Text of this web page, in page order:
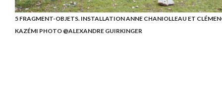
5 FRAGMENT-OBJETS. INSTALLATION ANNE CHANIOLLEAU ET
KAZÉMI PHOTO @ALEXANDRE GUIRKINGER